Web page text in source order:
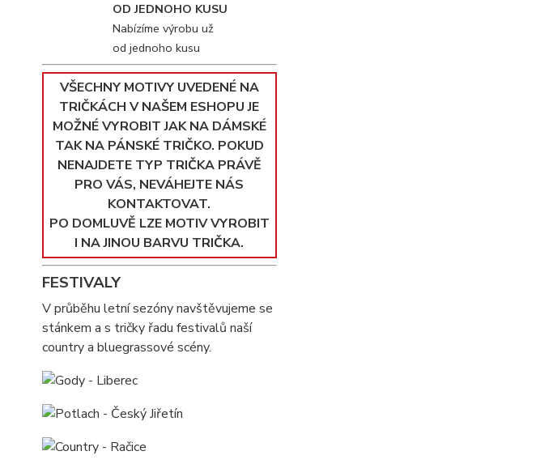
OD JEDNOHO KUSU
Nabízíme výrobu už
od jednoho kusu
VŠECHNY MOTIVY UVEDENÉ NA
TRIČKÁCH V NAŠEM ESHOPU JE
MOŽNÉ VYROBIT JAK NA DÁMSKÉ
TAK NA PÁNSKÉ TRIČKO. POKUD
NENAJDETE TYP TRIČKA PRÁVĚ
PRO VÁS, NEVÁHEJTE NÁS
KONTAKTOVAT.
PO DOMLUVĚ LZE MOTIV VYROBIT
I NA JINOU BARVU TRIČKA.
FESTIVALY
V průběhu letní sezóny navštěvujeme se
stánkem a s tričky řadu festivalů naší
country a bluegrassové scény.